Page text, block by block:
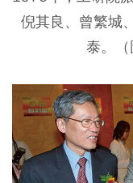
倪其良、曾繁城
泰。（